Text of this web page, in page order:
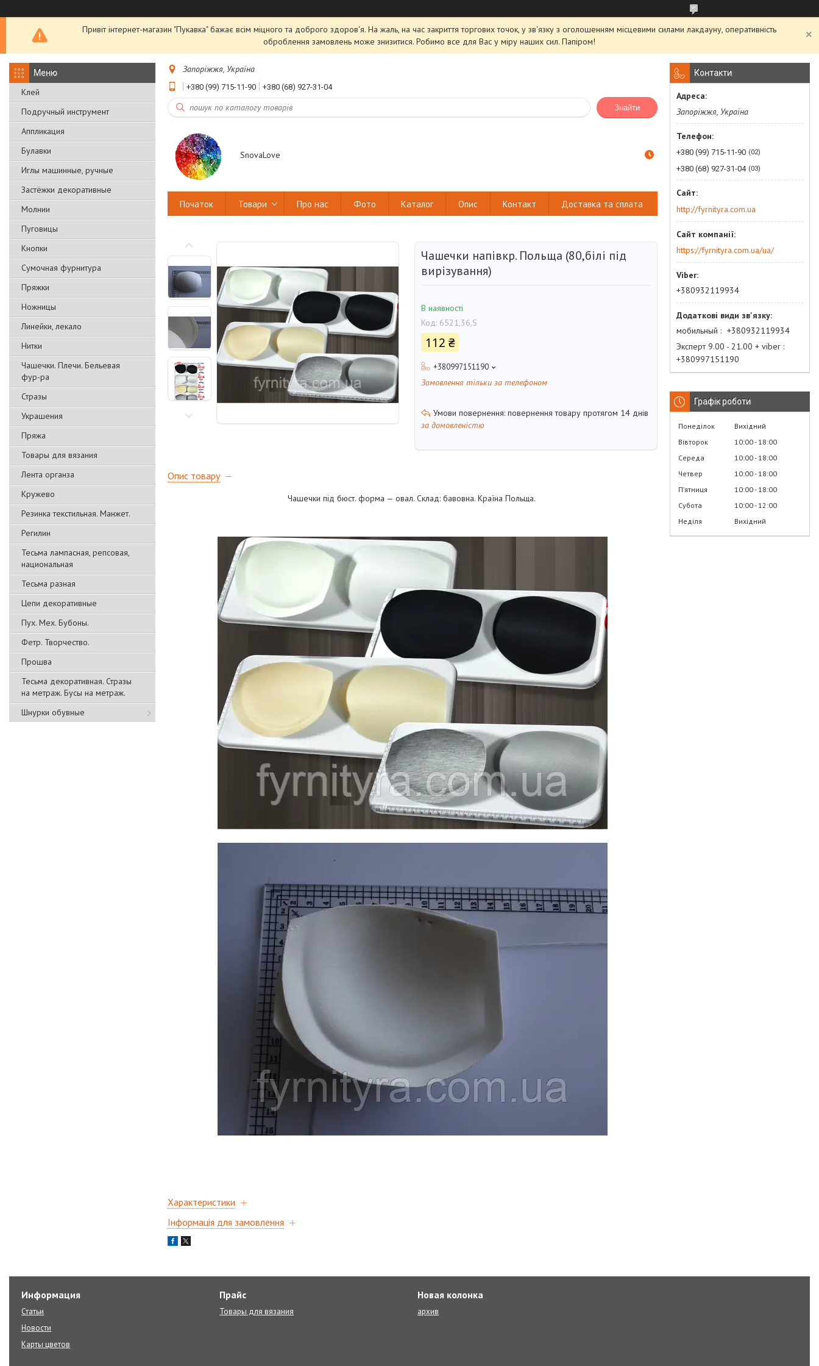
Привіт інтернет-магазин "Пукавка" бажає всім міцного та доброго здоров'я. На жаль, на час закриття торгових точок, у зв'язку з оголошенням місцевими силами лакдауну, оперативність
оброблення замовлень може знизитися. Робимо все для Вас у міру наших сил. Папіром!
Клей
Подручный инструмент
Аппликация
Булавки
Иглы машинные, ручные
Застёжки декоративные
Молнии
Пуговицы
Кнопки
Сумочная фурнитура
Пряжки
Ножницы
Линейки, лекало
Нитки
Чашечки. Плечи. Бельевая
фур-ра
Стразы
Украшения
Пряжа
Товары для вязания
Лента органза
Кружево
Резинка текстильная. Манжет.
Регилин
Тесьма лампасная, репсовая,
национальная
Тесьма разная
Цепи декоративные
Пух. Мех. Бубоны.
Фетр. Творчество.
Прошва
Тесьма декоративная. Стразы
на метраж. Бусы на метраж.
Шнурки обувные
Запоріжжя, Україна
+380 (99) 715-11-90 +380 (68) 927-31-04
Знайти
SnovaLove
Початок Товари Про нас Фото Каталог Опис Контакт Доставка та сплата
Чашечки напівкр. Польща (80,білі під
вирізування)
В наявності
Код: 6521,36,S
112 ₴
+380997151190
Замовлення тільки за телефоном
повернення товару протягом 14 днів
за домовленістю
Опис товару
Чашечки під бюст. форма — овал. Склад: бавовна. Країна Польща.
Характеристики
Інформація для замовлення
Контакти
Запоріжжя, Україна
+380 (99) 715-11-90 02
+380 (68) 927-31-04 03
http://fyrnityra.com.ua
https://fyrnityra.com.ua/ua/
+380932119934
мобильный
+380932119934
Эксперт 9.00 - 21.00 + viber
+380997151190
Графік роботи
Понеділок
Вихідний
Вівторок
10:00 18:00
Середа
10:00 18:00
Четвер
10:00 18:00
Пʼятниця
10:00 18:00
Субота
10:00 12:00
Неділя
Вихідний
Информация
Статьи
Новости
Карты цветов
Прайс
Товары для вязания
Новая колонка
архив